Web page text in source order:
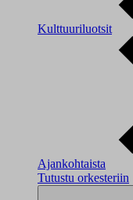
Kulttuuriluotsit
Ajankohtaista
Tutustu orkesteriin